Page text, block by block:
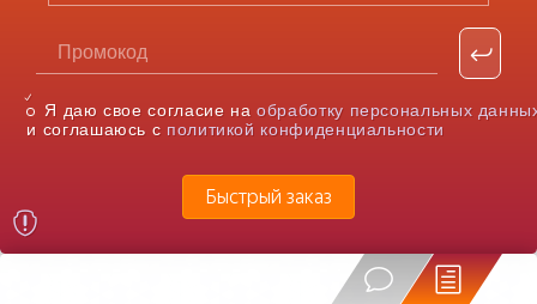
Я даю свое согласие наобработку персональных
и соглашаюсь с политикой конфиденциальности
Быстрый заказ